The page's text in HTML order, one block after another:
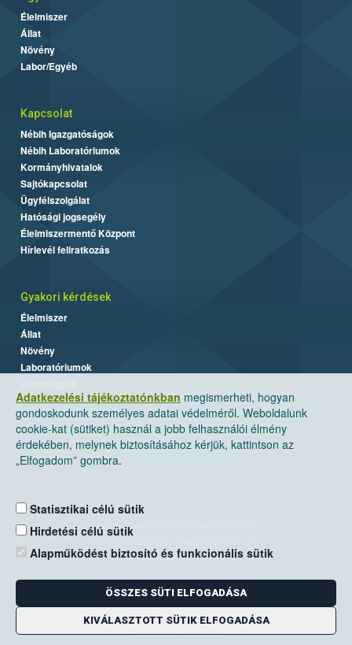
Adatkezelési tájékoztatónkban megismerheti, hogyan
gondoskodunk személyes adatai védelméről. Weboldalunk
cookie-kat (sütiket) használ a jobb felhasználói élmény
érdekében, melynek biztosításához kérjük, kattintson az
„Elfogadom” gombra.
Statisztikai célú sütik
Hirdetési célú sütik
Alapműködést biztosító és funkcionális sütik
ÖSSZES SÜTI ELFOGADÁSA
KIVÁLASZTOTT SÜTIK ELFOGADÁSA
Élelmiszer
Állat
Növény
Labor/Egyéb
Kapcsolat
Nébih Igazgatóságok
Nébih Laboratóriumok
Kormányhivatalok
Sajtókapcsolat
Ügyfélszolgálat
Hatósági jogsegély
Élelmiszermentő Központ
Hírlevél feliratkozás
Gyakori kérdések
Élelmiszer
Állat
Növény
Laboratóriumok
Nemzeti Élelmiszerlánc-biztonsági Hivatal
Levelezési cím: 1525 Budapest. Pf. 30.
E-mail:ugyfelszolgalat@nebih.gov.hu
Zöld szám: 06-80/263-244
Telefon: 06-1/ 336-9000